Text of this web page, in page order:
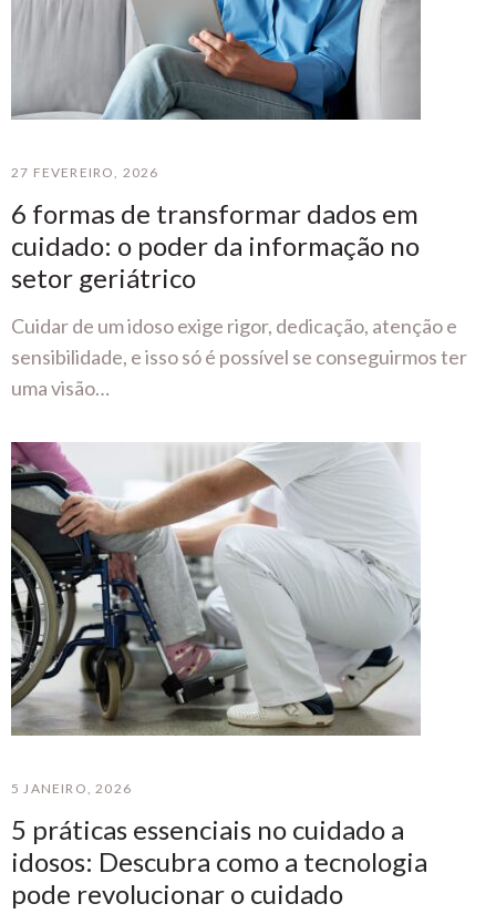
6 formas de transformar dados em
cuidado: o poder da informação no
setor geriátrico
27 FEVEREIRO, 2026
Cuidar de um idoso exige rigor, dedicação, atenção e
sensibilidade, e isso só é possível se conseguirmos ter
uma visão…
5 práticas essenciais no cuidado a
idosos: Descubra como a tecnologia
pode revolucionar o cuidado
5 JANEIRO, 2026